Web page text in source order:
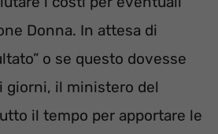
Donna. In attesa di
o se questo dovesse
giorni, il ministero del
il tempo per apportare le